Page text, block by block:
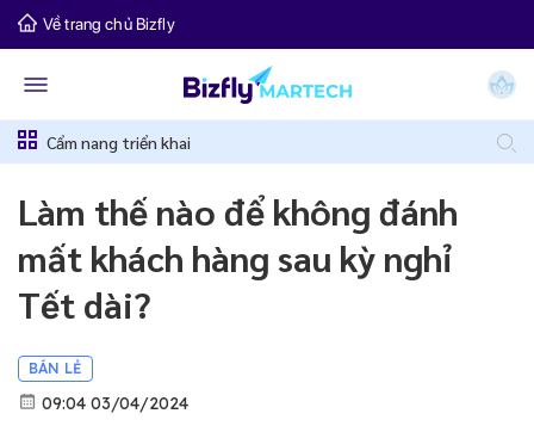
Về trang chủ Bizfly
Cẩm nang triển khai
Làm thế nào để không đánh
mất khách hàng sau kỳ nghỉ
Tết dài?
BÁN LẺ
09:04 03/04/2024